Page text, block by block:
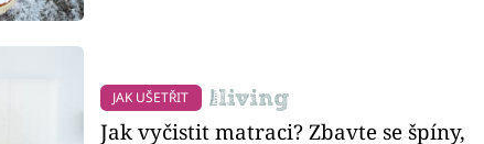
JAK UŠETŘIT
Jak vyčistit matraci? Zbavte se špíny,